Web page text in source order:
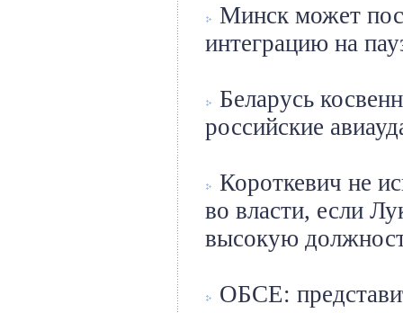
Минск может
интеграцию на
Беларусь
российские
Короткевич не
во власти, если
высокую
ОБСЕ: